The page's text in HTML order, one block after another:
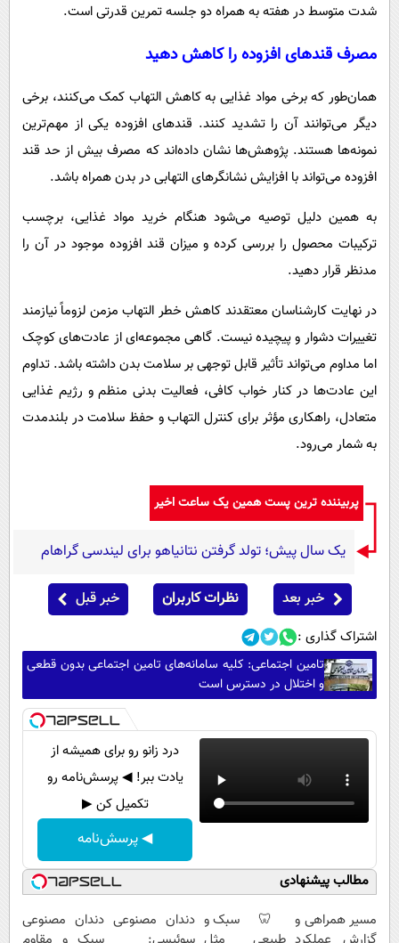
شدت متوسط در هفته به همراه دو جلسه تمرین قدرتی است.
مصرف قندهای افزوده را کاهش دهید
همان‌طور که برخی مواد غذایی به کاهش التهاب کمک می‌کنند، برخی
دیگر می‌توانند آن را تشدید کنند. قندهای افزوده یکی از مهم‌ترین
نمونه‌ها هستند. پژوهش‌ها نشان داده‌اند که مصرف بیش از حد قند
افزوده می‌تواند با افزایش نشانگرهای التهابی در بدن همراه باشد.
به همین دلیل توصیه می‌شود هنگام خرید مواد غذایی، برچسب
ترکیبات محصول را بررسی کرده و میزان قند افزوده موجود در آن را
مدنظر قرار دهید.
در نهایت کارشناسان معتقدند کاهش خطر التهاب مزمن لزوماً نیازمند
تغییرات دشوار و پیچیده نیست. گاهی مجموعه‌ای از عادت‌های کوچک
اما مداوم می‌تواند تأثیر قابل توجهی بر سلامت بدن داشته باشد. تداوم
این عادت‌ها در کنار خواب کافی، فعالیت بدنی منظم و رژیم غذایی
متعادل، راهکاری مؤثر برای کنترل التهاب و حفظ سلامت در بلندمدت
به شمار می‌رود.
پربیننده ترین پست همین یک ساعت اخیر
یک سال پیش؛ تولد گرفتن نتانیاهو برای لیندسی گراهام
خبر بعد نظرات کاربران خبر قبل
اشتراک گذاری :
تامین اجتماعی: کلیه سامانه‌های تامین اجتماعی بدون قطعی
و اختلال در دسترس است
درد زانو رو برای همیشه از
یادت ببر! ◀ پرسش‌نامه رو
تکمیل کن ▶
◀ پرسش‌نامه
مطالب پیشنهادی
مسیر همراهی و
🦷 سبک و دندان مصنوعی دندان مصنوعی